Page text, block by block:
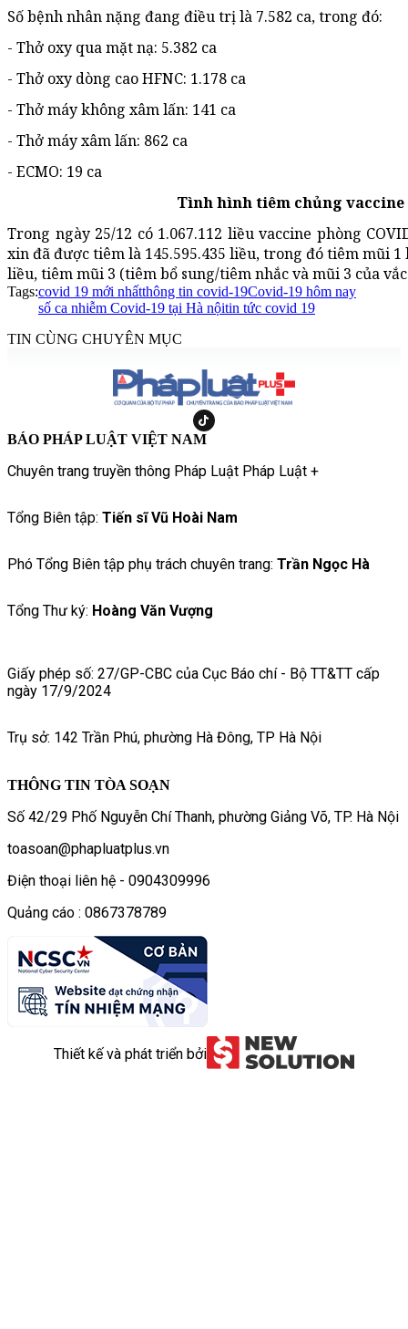
Số bệnh nhân nặng đang điều trị là 7.582 ca, trong đó:
- Thở oxy qua mặt nạ: 5.382 ca
- Thở oxy dòng cao HFNC: 1.178 ca
- Thở máy không xâm lấn: 141 ca
- Thở máy xâm lấn: 862 ca
- ECMO: 19 ca
Tình hình tiêm chủng vaccine
Trong ngày 25/12 có 1.067.112 liều vaccine phòng
xin đã được tiêm là 145.595.435 liều, trong đó tiêm mũi 1
liều, tiêm mũi 3 (tiêm bổ sung/tiêm nhắc và mũi 3 của
Tags:covid 19 mới nhấtthông tin covid-19Covid-19 hôm nay
số ca nhiễm Covid-19 tại Hà nộitin tức covid 19
TIN CÙNG CHUYÊN MỤC
BÁO PHÁP LUẬT VIỆT NAM
Chuyên trang truyền thông Pháp Luật Pháp Luật +
Tổng Biên tập: Tiến sĩ Vũ Hoài Nam
Phó Tổng Biên tập phụ trách chuyên trang: Trần Ngọc Hà
Tổng Thư ký: Hoàng Văn Vượng
Giấy phép số: 27/GP-CBC của Cục Báo chí - Bộ TT&TT cấp
ngày 17/9/2024
Trụ sở: 142 Trần Phú, phường Hà Đông, TP Hà Nội
THÔNG TIN TÒA SOẠN
Số 42/29 Phố Nguyễn Chí Thanh, phường Giảng Võ, TP. Hà Nội
toasoan@phapluatplus.vn
Điện thoại liên hệ - 0904309996
Quảng cáo : 0867378789
Thiết kế và phát triển bởi